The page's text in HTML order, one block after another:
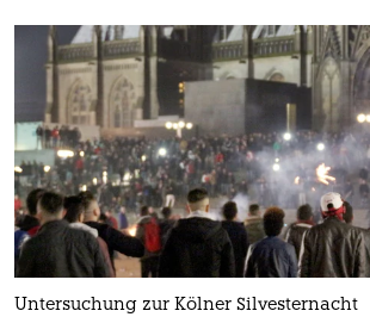
Untersuchung zur Kölner Silvesternacht